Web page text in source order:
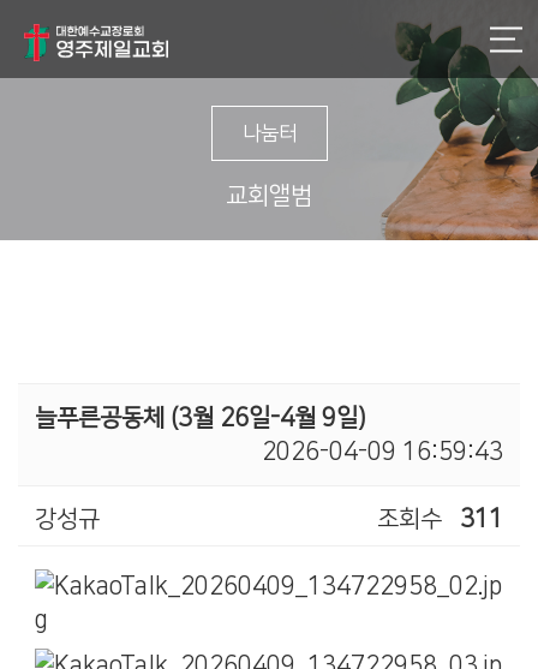
나눔터
교회앨범
늘푸른공동체 (3월 26일-4월 9일)
2026-04-09 16:59:43
강성규 조회수 311